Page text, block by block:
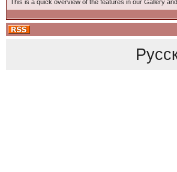
This is a quick overview of the features in our Gallery